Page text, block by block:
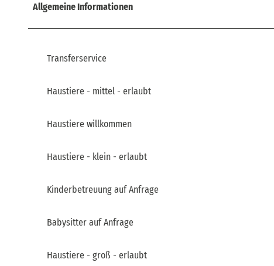
Allgemeine Informationen
Transferservice
Haustiere - mittel - erlaubt
Haustiere willkommen
Haustiere - klein - erlaubt
Kinderbetreuung auf Anfrage
Babysitter auf Anfrage
Haustiere - groß - erlaubt